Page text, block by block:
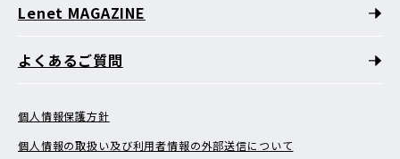
Lenet MAGAZINE
よくあるご質問
個人情報保護方針
個人情報の取扱い及び利用者情報の外部送信について